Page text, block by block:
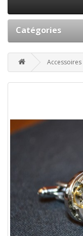
Catégories
Accessoires